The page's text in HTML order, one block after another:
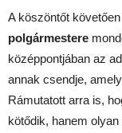
A köszöntőt követően
polgármestere
középpontjában az
annak csendje,
Rámutatott arra is,
kötődik, hanem